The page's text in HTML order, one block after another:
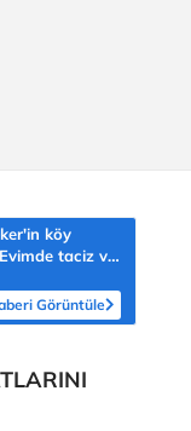
köy
taciz ve
Görüntüle